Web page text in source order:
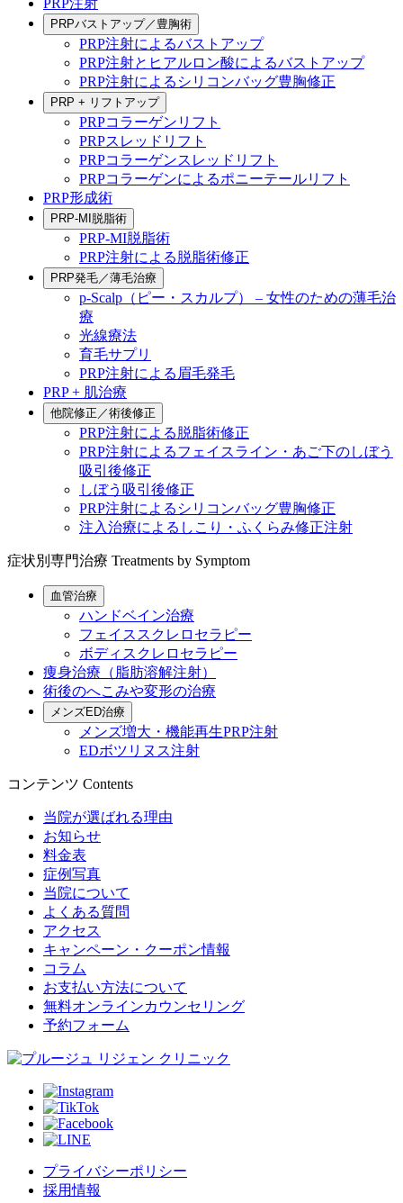
PRP注射
PRPバストアップ／豊胸術
PRP注射によるバストアップ
PRP注射とヒアルロン酸によるバストアップ
PRP注射によるシリコンバッグ豊胸修正
PRP + リフトアップ
PRPコラーゲンリフト
PRPスレッドリフト
PRPコラーゲンスレッドリフト
PRPコラーゲンによるポニーテールリフト
PRP形成術
PRP-MI脱脂術
PRP-MI脱脂術
PRP注射による脱脂術修正
PRP発毛／薄毛治療
p-Scalp（ピー・スカルプ） – 女性のための薄毛治
療
光線療法
育毛サプリ
PRP注射による眉毛発毛
PRP + 肌治療
他院修正／術後修正
PRP注射による脱脂術修正
PRP注射によるフェイスライン・あご下のしぼう
吸引後修正
しぼう吸引後修正
PRP注射によるシリコンバッグ豊胸修正
注入治療によるしこり・ふくらみ修正注射
症状別専門治療 Treatments by Symptom
血管治療
ハンドベイン治療
フェイススクレロセラピー
ボディスクレロセラピー
痩身治療（脂肪溶解注射）
術後のへこみや変形の治療
メンズED治療
メンズ増大・機能再生PRP注射
EDボツリヌス注射
コンテンツ Contents
当院が選ばれる理由
お知らせ
料金表
症例写真
当院について
よくある質問
アクセス
キャンペーン・クーポン情報
コラム
お支払い方法について
無料オンラインカウンセリング
予約フォーム
プライバシーポリシー
採用情報